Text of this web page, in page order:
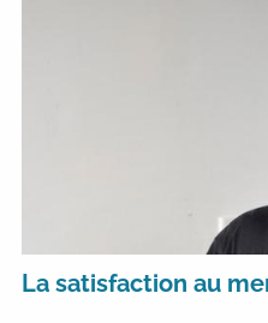
La satisfaction au